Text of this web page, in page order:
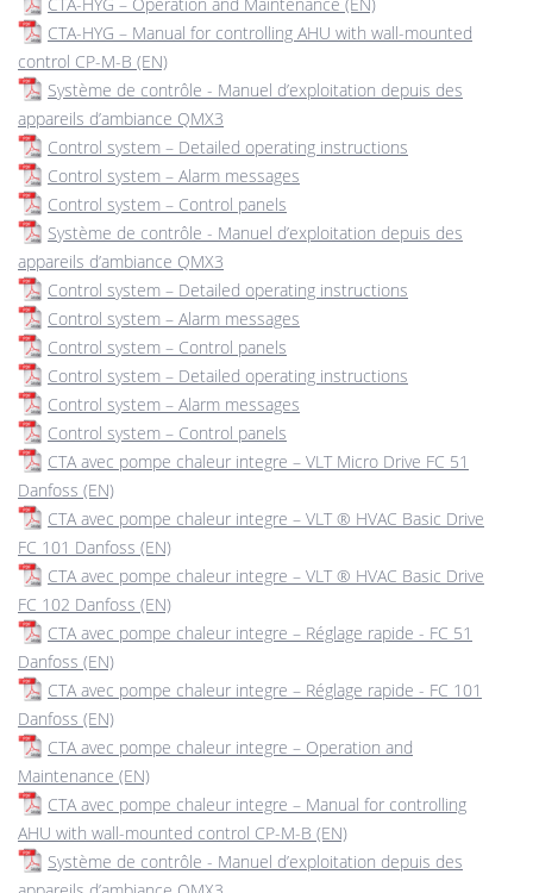
CTA-HYG – Manual for controlling AHU with wall-mounted
control CP-M-B (EN)
Système de contrôle - Manuel d’exploitation depuis des
appareils d’ambiance QMX3
Control system – Detailed operating instructions
Control system – Alarm messages
Control system – Control panels
Système de contrôle - Manuel d’exploitation depuis des
appareils d’ambiance QMX3
Control system – Detailed operating instructions
Control system – Alarm messages
Control system – Control panels
Control system – Detailed operating instructions
Control system – Alarm messages
Control system – Control panels
CTA avec pompe chaleur integre – VLT Micro Drive FC 51
Danfoss (EN)
CTA avec pompe chaleur integre – VLT ® HVAC Basic Drive
FC 101 Danfoss (EN)
CTA avec pompe chaleur integre – VLT ® HVAC Basic Drive
FC 102 Danfoss (EN)
CTA avec pompe chaleur integre – Réglage rapide - FC 51
Danfoss (EN)
CTA avec pompe chaleur integre – Réglage rapide - FC 101
Danfoss (EN)
CTA avec pompe chaleur integre – Operation and
Maintenance (EN)
CTA avec pompe chaleur integre – Manual for controlling
AHU with wall-mounted control CP-M-B (EN)
Système de contrôle - Manuel d’exploitation depuis des